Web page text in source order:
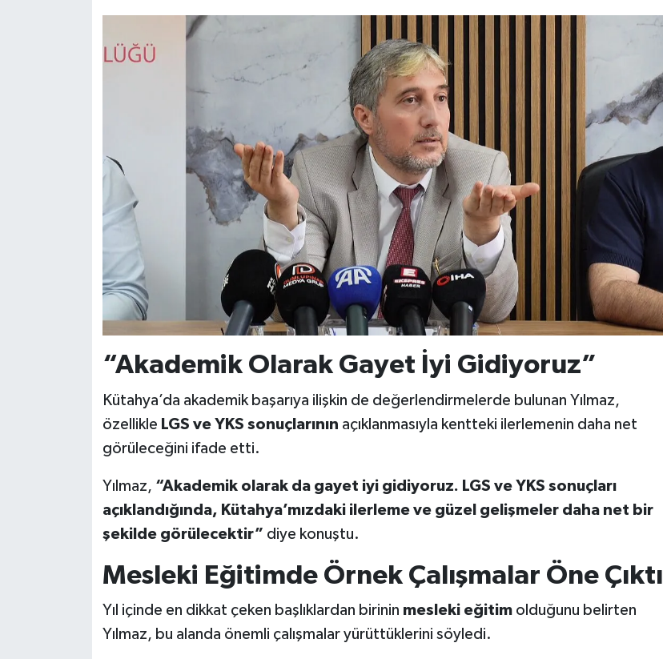
“Akademik Olarak Gayet İyi Gidiyoruz”
Kütahya’da akademik başarıya ilişkin de değerlendirmelerde bulunan Yılmaz,
özellikle LGS ve YKS sonuçlarının açıklanmasıyla kentteki ilerlemenin daha net
görüleceğini ifade etti.
Yılmaz, “Akademik olarak da gayet iyi gidiyoruz. LGS ve YKS sonuçları
açıklandığında, Kütahya’mızdaki ilerleme ve güzel gelişmeler daha net bir
şekilde görülecektir” diye konuştu.
Mesleki Eğitimde Örnek Çalışmalar Öne Çıktı
Yıl içinde en dikkat çeken başlıklardan birinin mesleki eğitimolduğunu belirten
Yılmaz, bu alanda önemli çalışmalar yürüttüklerini söyledi.